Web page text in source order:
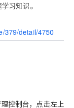
习知识。
379/detail/4750
控制台，点击左上